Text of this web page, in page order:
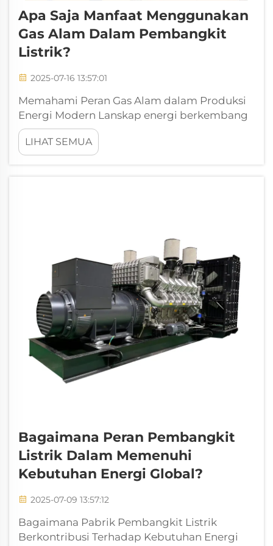
Apa Saja Manfaat Menggunakan
Gas Alam Dalam Pembangkit
Listrik?
2025-07-16 13:57:01
Memahami Peran Gas Alam dalam Produksi
Energi Modern Lanskap energi berkembang
secara cepat, dan pembangkit listrik berbasis
gas alam telah menjadi fondasi utama dalam
produksi listrik modern. Saat negara-negara
LIHAT SEMUA
Bagaimana Peran Pembangkit
Listrik Dalam Memenuhi
Kebutuhan Energi Global?
2025-07-09 13:57:12
Bagaimana Pabrik Pembangkit Listrik
Berkontribusi Terhadap Kebutuhan Energi